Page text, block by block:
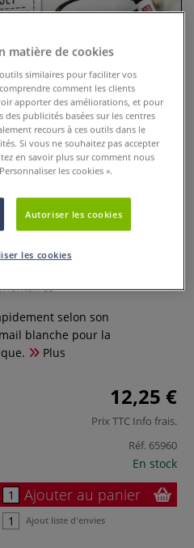
en émail à
selon son
blanche pour la
Plus
12,25 €
Prix TTC Info frais.
Réf. 65960
En stock
Ajouter au panier
Ajout liste d'envies
matière de cookies
similaires pour faciliter vos
comment les clients
apporter des améliorations, et pour
publicités basées sur les centres
recours à ces outils dans le
Si vous ne souhaitez pas accepter
en savoir plus sur comment nous
les cookies ».
Autoriser les cookies
les cookies